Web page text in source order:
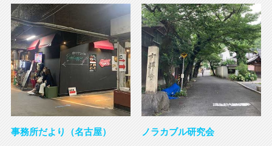
事務所だより（名古屋） ノラカブル研究会